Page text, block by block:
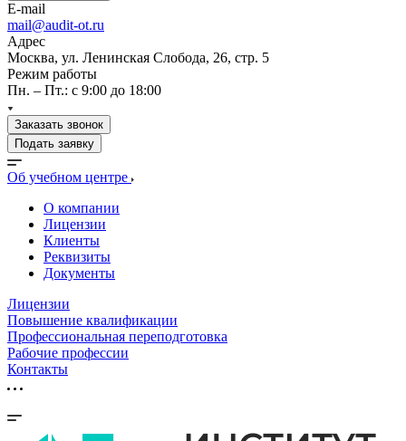
E-mail
mail@audit-ot.ru
Адрес
Москва, ул. Ленинская Слобода, 26, стр. 5
Режим работы
Пн. – Пт.: с 9:00 до 18:00
Заказать звонок
Подать заявку
Об учебном центре
О компании
Лицензии
Клиенты
Реквизиты
Документы
Лицензии
Повышение квалификации
Профессиональная переподготовка
Рабочие профессии
Контакты